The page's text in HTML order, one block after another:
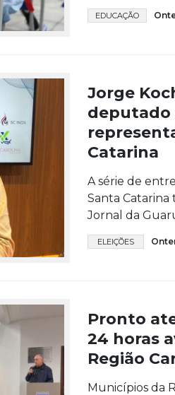
EDUCAÇÃO
Jorge
deputado
Catarina
A série de
Santa Catarina
Jornal da
ELEIÇÕES
Pronto
24 horas
Região
Municípios da